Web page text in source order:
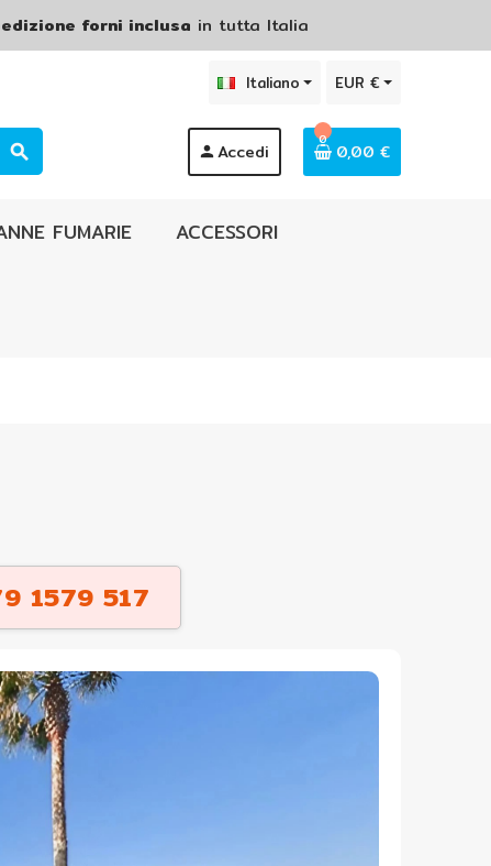
forni inclusa in tutta Italia
Italiano EUR €
search personAccedi
0
0,00 €
FUMARIE ACCESSORI
1579 517